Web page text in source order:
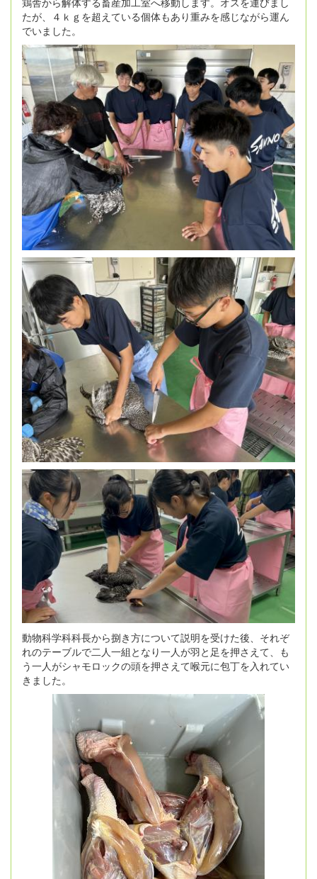
たが、４ｋｇを超えている個体もあり重みを感じながら運ん
でいました。
動物科学科科長から捌き方について説明を受けた後、それぞ
れのテーブルで二人一組となり一人が羽と足を押さえて、も
う一人がシャモロックの頭を押さえて喉元に包丁を入れてい
きました。